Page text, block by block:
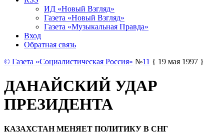
ИД «Новый Взгляд»
Газета «Новый Взгляд»
Газета «Музыкальная Правда»
Вход
Обратная связь
© Газета «Социалистическая Россия» №11 { 19 мая 1997 }
ДАНАЙСКИЙ УДАР
ПРЕЗИДЕНТА
КАЗАХСТАН МЕНЯЕТ ПОЛИТИКУ В СНГ